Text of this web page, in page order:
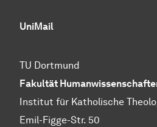
UniMail
TU Dortmund
Fakultät
Institut für Katholische
Emil-Figge-Str. 50